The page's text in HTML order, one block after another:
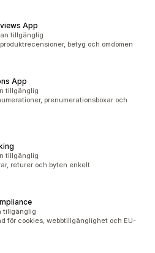
App
tillgänglig
betyg och omdömen
App
tillgänglig
prenumerationsboxar och
tillgänglig
returer och byten enkelt
tillgänglig
för cookies, webbtillgänglighet och EU-